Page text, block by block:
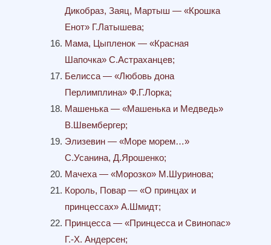
Дикобраз, Заяц, Мартыш — «Крошка
Енот» Г.Латышева;
Мама, Цыпленок — «Красная
Шапочка» С.Астраханцев;
Белисса — «Любовь дона
Перлимплина» Ф.Г.Лорка;
Машенька — «Машенька и Медведь»
В.Швембергер;
Элизевин — «Море морем…»
С.Усанина, Д.Ярошенко;
Мачеха — «Морозко» М.Шуринова;
Король, Повар — «О принцах и
принцессах» А.Шмидт;
Принцесса — «Принцесса и Свинопас»
Г.-Х. Андерсен;